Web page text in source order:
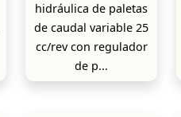
hidráulica de paletas
de caudal variable 25
cc/rev con regulador
de p...